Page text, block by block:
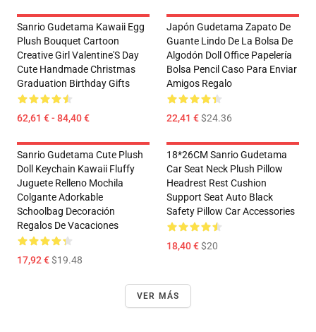
Sanrio Gudetama Kawaii Egg
Plush Bouquet Cartoon
Creative Girl Valentine'S Day
Cute Handmade Christmas
Graduation Birthday Gifts
62,61 € - 84,40 €
Japón Gudetama Zapato De
Guante Lindo De La Bolsa De
Algodón Doll Office Papelería
Bolsa Pencil Caso Para Enviar
Amigos Regalo
22,41 €$24.36
Sanrio Gudetama Cute Plush
Doll Keychain Kawaii Fluffy
Juguete Relleno Mochila
Colgante Adorkable
Schoolbag Decoración
Regalos De Vacaciones
17,92 €$19.48
18*26CM Sanrio Gudetama
Car Seat Neck Plush Pillow
Headrest Rest Cushion
Support Seat Auto Black
Safety Pillow Car Accessories
18,40 €$20
VER MÁS